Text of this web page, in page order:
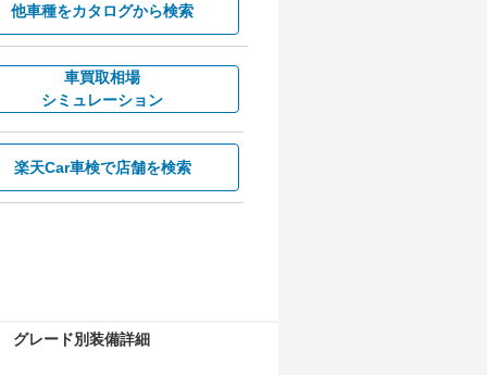
他車種をカタログから検索
車買取相場
シミュレーション
楽天Car車検で店舗を検索
グレード別装備詳細